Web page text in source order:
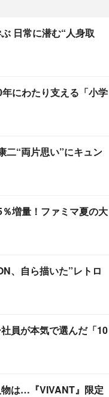
日常に潜む“人身取
にわたり支える「小学
二“両片思い”にキュン
増量！ファミマ夏の大
、自ら描いた”レトロ
員が本気で選んだ「10
は…『VIVANT』限定